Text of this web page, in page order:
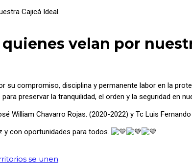
Cajicá Ideal.
velan por
su compromiso, disciplina y permanente labor en la
preservar la tranquilidad, el orden y la seguridad en
William Chavarro Rojas. (2020-2022) y Tc Luis
y con oportunidades para todos.
se unen